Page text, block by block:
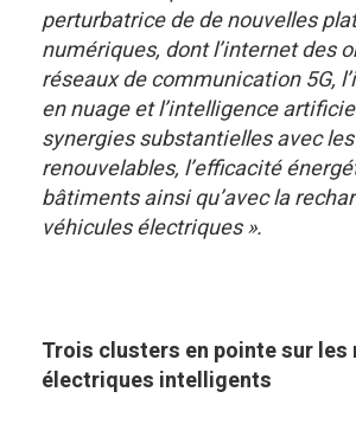
perturbatrice de de nouvelles
numériques, dont l’internet des
réseaux de communication 5G,
en nuage et l’intelligence
synergies substantielles avec
renouvelables, l’efficacité
bâtiments ainsi qu’avec la
véhicules électriques ».
Trois clusters en pointe sur les
électriques intelligents